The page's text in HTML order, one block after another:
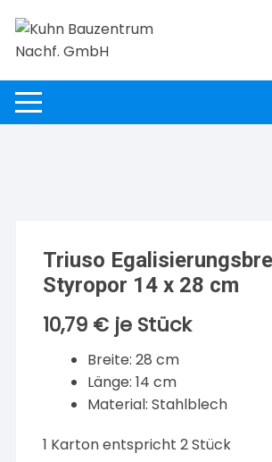
Inhalt
springen
Triuso
Styropor 14 x 28 cm
10,79 € je Stück
Breite: 28 cm
Länge: 14 cm
Material: Stahlblech
1 Karton entspricht 2 Stück